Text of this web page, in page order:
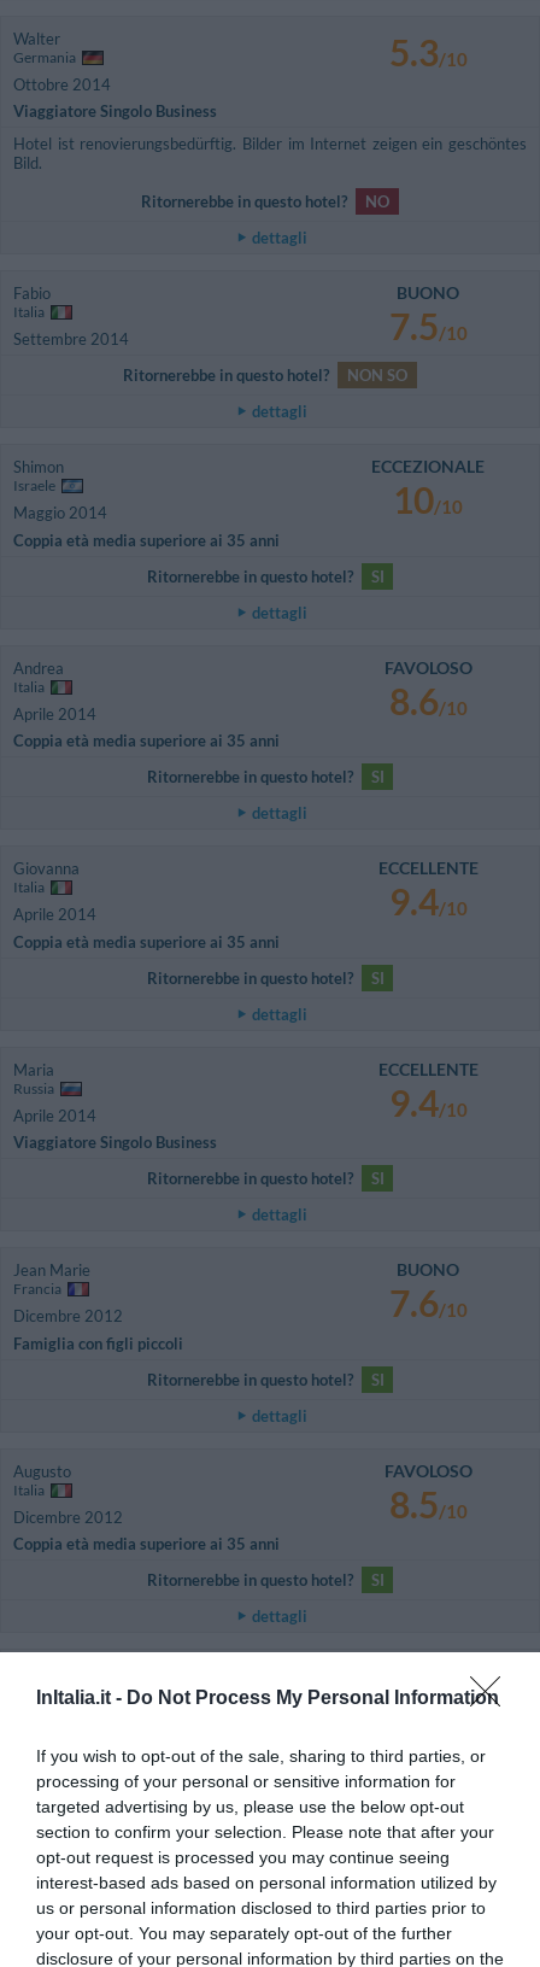
InItalia.it - Do Not Process My Personal Information
If you wish to opt-out of the sale, sharing to third parties, or
processing of your personal or sensitive information for
targeted advertising by us, please use the below opt-out
section to confirm your selection. Please note that after your
opt-out request is processed you may continue seeing
interest-based ads based on personal information utilized by
us or personal information disclosed to third parties prior to
your opt-out. You may separately opt-out of the further
disclosure of your personal information by third parties on the
Walter
Germania
Ottobre 2014
Viaggiatore Singolo Business
5.3/10
Hotel ist renovierungsbedürftig. Bilder im Internet zeigen ein geschöntes
Bild.
Ritornerebbe in questo hotel?
NO
dettagli
Fabio
Italia
Settembre 2014
BUONO
7.5/10
Ritornerebbe in questo hotel?
NON SO
dettagli
Shimon
Israele
Maggio 2014
Coppia età media superiore ai 35 anni
ECCEZIONALE
10/10
Ritornerebbe in questo hotel?
SI
dettagli
Andrea
Italia
Aprile 2014
Coppia età media superiore ai 35 anni
FAVOLOSO
8.6/10
Ritornerebbe in questo hotel?
SI
dettagli
Giovanna
Italia
Aprile 2014
Coppia età media superiore ai 35 anni
ECCELLENTE
9.4/10
Ritornerebbe in questo hotel?
SI
dettagli
Maria
Russia
Aprile 2014
Viaggiatore Singolo Business
ECCELLENTE
9.4/10
Ritornerebbe in questo hotel?
SI
dettagli
Jean Marie
Francia
Dicembre 2012
Famiglia con figli piccoli
BUONO
7.6/10
Ritornerebbe in questo hotel?
SI
dettagli
Augusto
Italia
Dicembre 2012
Coppia età media superiore ai 35 anni
FAVOLOSO
8.5/10
Ritornerebbe in questo hotel?
SI
dettagli
Stati Uniti 9.7/10
Ritornerebbe in questo hotel?
SI
dettagli
Germania
Agosto 2010
Coppia età media superiore ai 35 anni
BUONO
7.6/10
Ritornerebbe in questo hotel? NON SO